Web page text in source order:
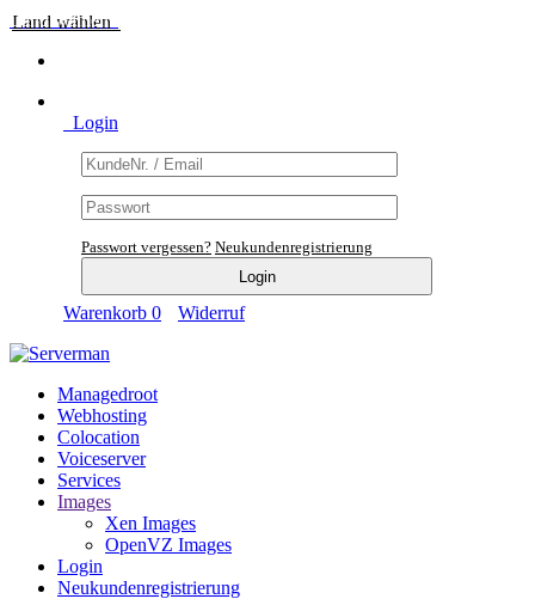
Land wählen
Login
Passwort vergessen? Neukundenregistrierung
Warenkorb 0 Widerruf
Managedroot
Webhosting
Colocation
Voiceserver
Services
Images
Xen Images
OpenVZ Images
Login
Neukundenregistrierung